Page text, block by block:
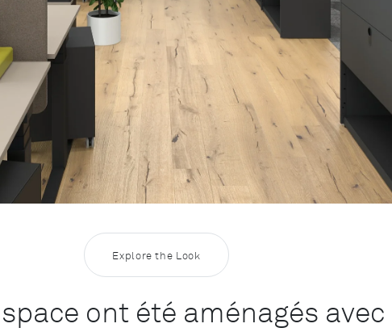
Explore the Look
ont été aménagés